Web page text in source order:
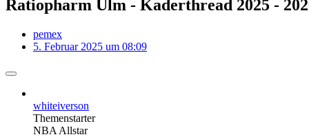
Ratiopharm Ulm - Kaderthread 2025 -
pemex
5. Februar 2025 um 08:09
whiteiverson
Themenstarter
NBA Allstar